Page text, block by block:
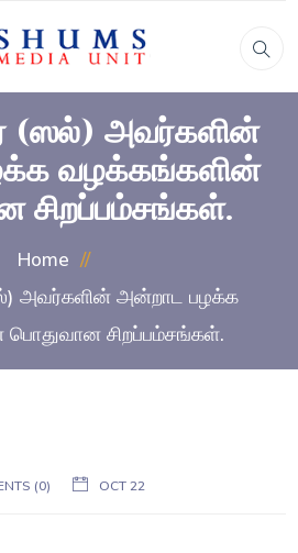
(ஸல்) அவர்களின்
வழக்கங்களின்
சிறப்பம்சங்கள்.
Home
அவர்களின் அன்றாட பழக்க
சிறப்பம்சங்கள்.
(0) OCT 22